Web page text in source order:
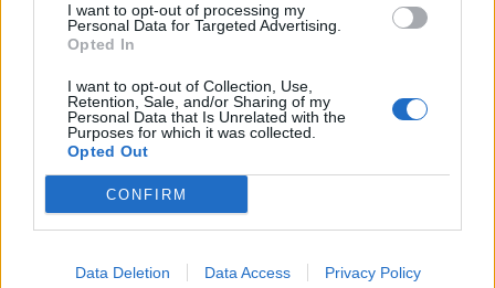
I want to opt-out of processing my
Personal Data for Targeted Advertising.
Opted In
I want to opt-out of Collection, Use,
Retention, Sale, and/or Sharing of my
Personal Data that Is Unrelated with the
Purposes for which it was collected.
Opted Out
CONFIRM
Data Deletion Data Access Privacy Policy